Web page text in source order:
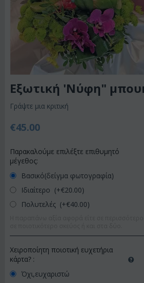
Εξωτική 'Νύφη"
Γράψτε μια κριτική
€45.00
Παρακαλούμε επιλέξτε επιθυμητό
μέγεθος:
Βασικό(δείγμα φωτογραφία)
Ιδιαίτερο (+€20.00)
Πολυτελές (+€40.00)
Χειροποίητη ποιοτική ευχετήρια
κάρτα? :
Όχι,ευχαριστώ